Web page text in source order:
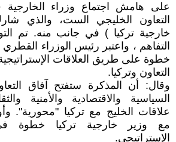
على هامش اجتماع وزراء
التعاون الخليجي الست، والذي
خارجية تركيا ) في جانب منه. تم
التفاهم ، واعتبر رئيس الوزراء
خطوة على طريق العلاقات
التعاون وتركيا.
وقال: أن المذكرة ستفتح آفاق
السياسية والاقتصادية والأمنية
علاقات الخليج مع تركيا "محورية".
مع وزير خارجية تركيا خطوة
الإستراتيجي.